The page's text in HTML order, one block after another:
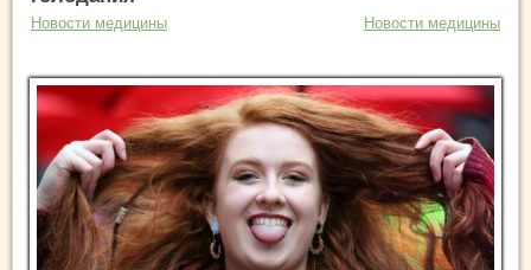
Новости медицины Новости медицины